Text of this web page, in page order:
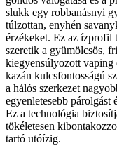
slukk egy robbanásnyi
túlzottan, enyhén
érzékeket. Ez az ízprofil
szeretik a gyümölcsös,
kiegyensúlyozott
kazán kulcsfontosságú
a hálós szerkezet
egyenletesebb párolgást
Ez a technológia
tökéletesen
tartó utóízig.